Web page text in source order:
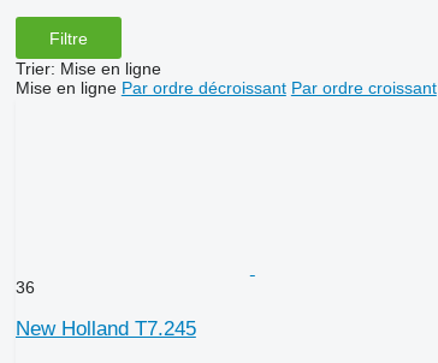
Filtre
Trier: Mise en ligne
Mise en ligne Par ordre décroissant Par ordre croissant
36
New Holland T7.245